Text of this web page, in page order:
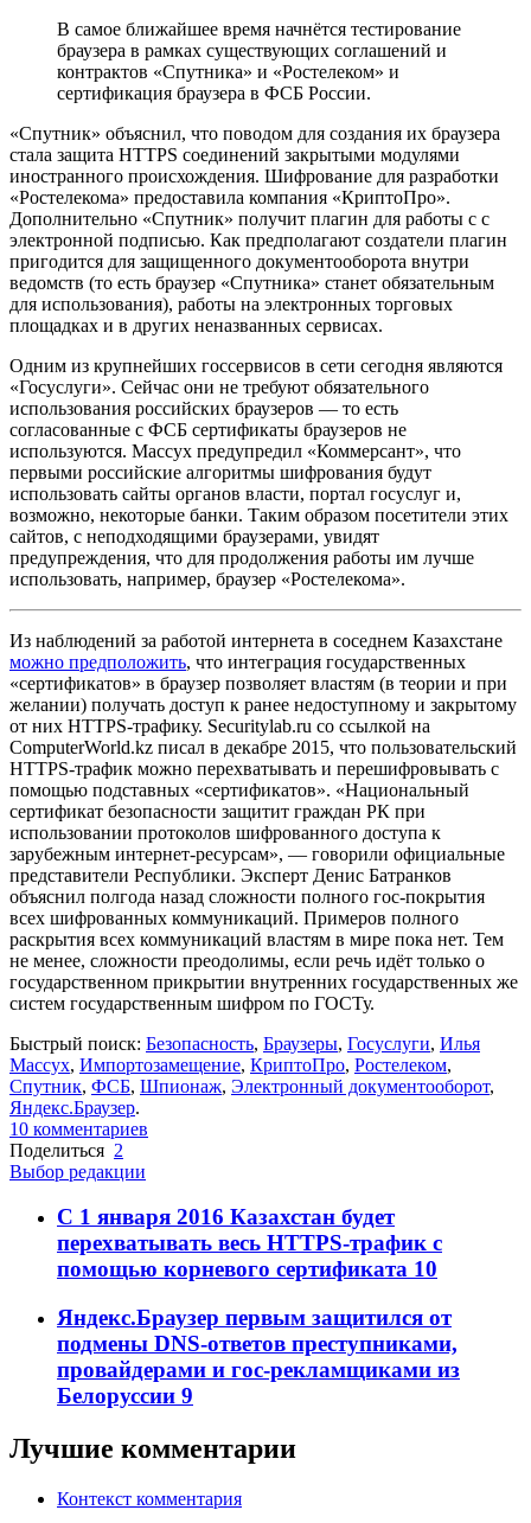
В самое ближайшее время начнётся тестирование
браузера в рамках существующих соглашений и
контрактов «Спутника» и «Ростелеком» и
сертификация браузера в ФСБ России.
«Спутник» объяснил, что поводом для создания их браузера
стала защита HTTPS соединений закрытыми модулями
иностранного происхождения. Шифрование для разработки
«Ростелекома» предоставила компания «КриптоПро».
Дополнительно «Спутник» получит плагин для работы с с
электронной подписью. Как предполагают создатели плагин
пригодится для защищенного документооборота внутри
ведомств (то есть браузер «Спутника» станет обязательным
для использования), работы на электронных торговых
площадках и в других неназванных сервисах.
Одним из крупнейших госсервисов в сети сегодня являются
«Госуслуги». Сейчас они не требуют обязательного
использования российских браузеров — то есть
согласованные с ФСБ сертификаты браузеров не
используются. Массух предупредил «Коммерсант», что
первыми российские алгоритмы шифрования будут
использовать сайты органов власти, портал госуслуг и,
возможно, некоторые банки. Таким образом посетители этих
сайтов, с неподходящими браузерами, увидят
предупреждения, что для продолжения работы им лучше
использовать, например, браузер «Ростелекома».
Из наблюдений за работой интернета в соседнем Казахстане
можно предположить, что интеграция государственных
«сертификатов» в браузер позволяет властям (в теории и при
желании) получать доступ к ранее недоступному и закрытому
от них HTTPS-трафику. Securitylab.ru со ссылкой на
ComputerWorld.kz писал в декабре 2015, что пользовательский
HTTPS-трафик можно перехватывать и перешифровывать с
помощью подставных «сертификатов». «Национальный
сертификат безопасности защитит граждан РК при
использовании протоколов шифрованного доступа к
зарубежным интернет-ресурсам», — говорили официальные
представители Республики. Эксперт Денис Батранков
объяснил полгода назад сложности полного гос-покрытия
всех шифрованных коммуникаций. Примеров полного
раскрытия всех коммуникаций властям в мире пока нет. Тем
не менее, сложности преодолимы, если речь идёт только о
государственном прикрытии внутренних государственных же
систем государственным шифром по ГОСТу.
Быстрый поиск: Безопасность, Браузеры, Госуслуги, Илья
Массух, Импортозамещение, КриптоПро, Ростелеком,
Спутник, ФСБ, Шпионаж, Электронный документооборот,
Яндекс.Браузер.
10 комментариев
Поделиться 2
Выбор редакции
С 1 января 2016 Казахстан будет
перехватывать весь HTTPS-трафик с
помощью корневого сертификата 10
Яндекс.Браузер первым защитился от
подмены DNS-ответов преступниками,
провайдерами и гос-рекламщиками из
Белоруссии 9
Лучшие комментарии
Контекст комментария